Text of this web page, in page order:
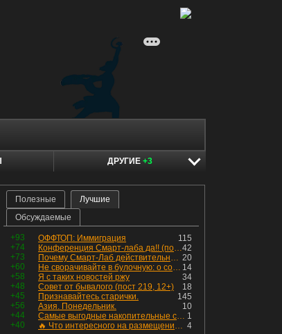
ДРУГИЕ +3
Полезные
Лучшие
Обсуждаемые
+93 115
ОФФТОП: Иммиграция
+74
42
Конференция Смарт-лаба да!! (пост 218, 12+)
+73
20
Почему Смарт-Лаб действительно протух
+60
14
Не сворачивайте в булочную: о соблазнах на фондовом рынке
+58
34
Я с таких новостей ржу
+48
18
Совет от бывалого (пост 219, 12+)
+45
145
Признавайтесь старички.
+56
10
Азия. Понедельник.
+44
1
Самые выгодные накопительные счета в августе с доходностью до 15,5%
+40
4
🔥 Что интересного на размещении? Новые облигации с 10 по 14 августа